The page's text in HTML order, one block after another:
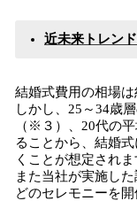
近未来トレン
結婚式費用の相場は
しかし、25～34歳
（※３）、20代の
ることから、結婚
くことが想定されま
また当社が実施し
どのセレモニーを